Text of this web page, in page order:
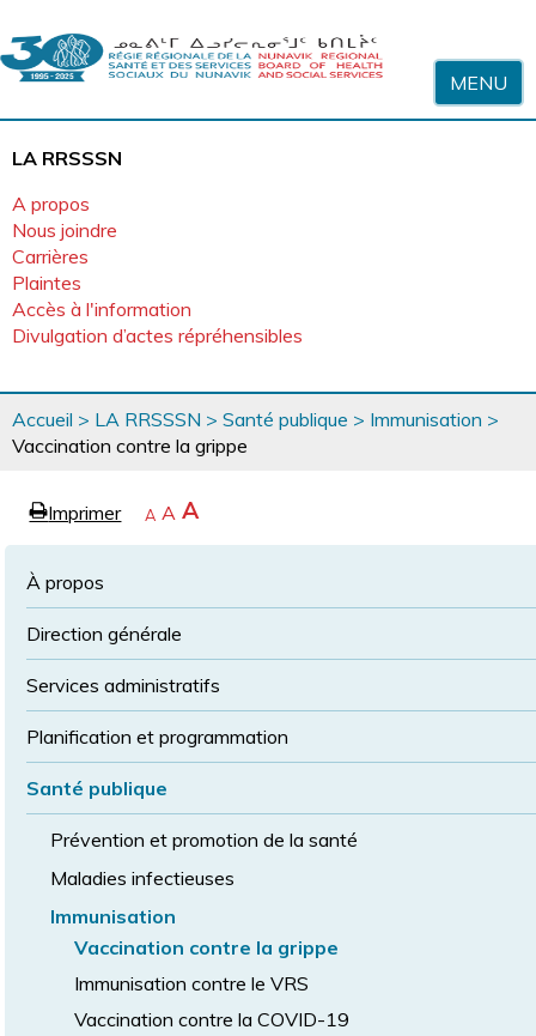
MENU
LA RRSSSN
A propos
Nous joindre
Carrières
Plaintes
Accès à l'information
Divulgation d’actes répréhensibles
Vous
êtes
Accueil > LA RRSSSN > Santé publique > Immunisation >
Vaccination contre la grippe
eImprimerpageRétrécir
A Revenir
à
police
A Agrandir
la
A
À propos
Direction générale
Services administratifs
Planification et programmation
Santé publique
Prévention et promotion de la santé
Maladies infectieuses
Immunisation
Vaccination contre la grippe
Immunisation contre le VRS
Vaccination contre la COVID-19